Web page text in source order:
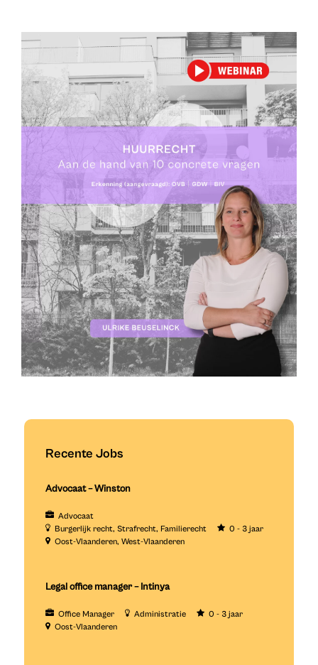
Recente Jobs
Advocaat – Winston
Advocaat
Burgerlijk recht Strafrecht Familierecht
0 - 3 jaar
Oost-Vlaanderen West-Vlaanderen
Legal office manager – Intinya
Office Manager Administratie
0 - 3 jaar
Oost-Vlaanderen